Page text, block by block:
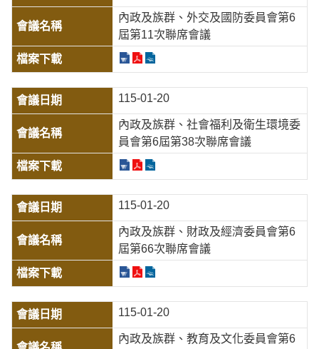
內政及族群、外交及國防委員會第6
屆第11次聯席會議
115-01-20
內政及族群、社會福利及衛生環境委
員會第6屆第38次聯席會議
115-01-20
內政及族群、財政及經濟委員會第6
屆第66次聯席會議
115-01-20
內政及族群、教育及文化委員會第6